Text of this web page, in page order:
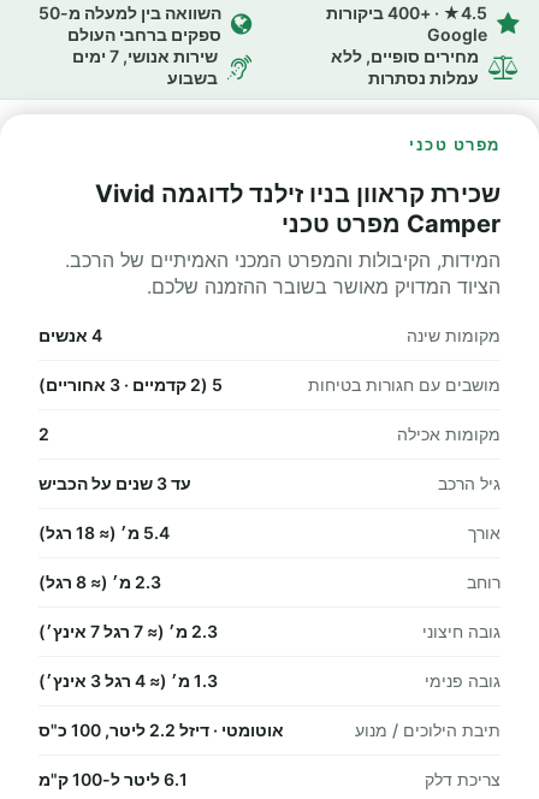
4.5★ · +400 ביקורות
Google
השוואה בין למעלה מ-50
ספקים ברחבי העולם
מחירים סופיים, ללא
עמלות נסתרות
שירות אנושי, 7 ימים
בשבוע
מפרט טכני
שכירת קראוון בניו זילנד לדוגמה Vivid
Camper מפרט טכני
המידות, הקיבולות והמפרט המכני האמיתיים של הרכב.
הציוד המדויק מאושר בשובר ההזמנה שלכם.
מקומות שינה 4 אנשים
מושבים עם חגורות בטיחות 5 (2 קדמיים · 3 אחוריים)
מקומות אכילה 2
גיל הרכב עד 3 שנים על הכביש
אורך 5.4 מ׳ (≈ 18 רגל)
רוחב 2.3 מ׳ (≈ 8 רגל)
גובה חיצוני 2.3 מ׳ (≈ 7 רגל 7 אינץ׳)
גובה פנימי 1.3 מ׳ (≈ 4 רגל 3 אינץ׳)
תיבת הילוכים / מנוע אוטומטי · דיזל 2.2 ליטר, 100 כ"ס
צריכת דלק 6.1 ליטר ל-100 ק"מ